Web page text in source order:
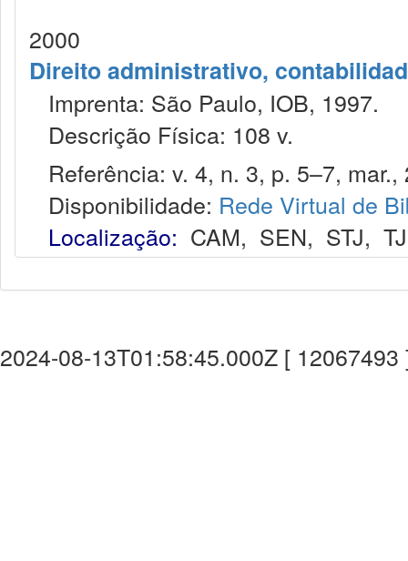
2000
Direito administrativo,
Imprenta: São Paulo, IOB, 1997.
Descrição Física: 108 v.
Referência: v. 4, n. 3, p. 5–7, mar.,
Disponibilidade: Rede Virtual de
Localização: CAM, SEN, STJ,
2024-08-13T01:58:45.000Z [ 12067493